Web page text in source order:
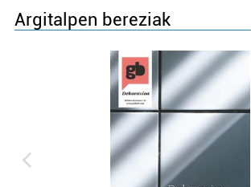
Argitalpen bereziak